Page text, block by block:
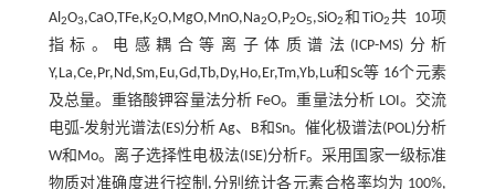
Al 2O3,CaO,TFe,K2O,MgO,MnO,Na2O,P2O5,SiO2和TiO2共 10项
指标。电感耦合等离子体质谱法(ICP-MS)分析
Y,La,Ce,Pr,Nd,Sm,Eu,Gd,Tb,Dy,Ho,Er,Tm,Yb,Lu和Sc等 16个元素
及总量。重铬酸钾容量法分析 FeO。重量法分析 LOI。交流
电弧-发射光谱法(ES)分析 Ag、B和Sn。催化极谱法(POL)分析
W和Mo。离子选择性电极法(ISE)分析F。采用国家一级标准
物质对准确度进行控制,分别统计各元素合格率均为 100%,